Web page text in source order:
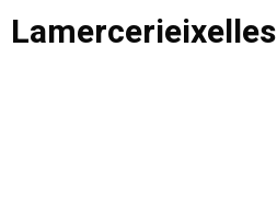
Saltar
alLamercerieixelles